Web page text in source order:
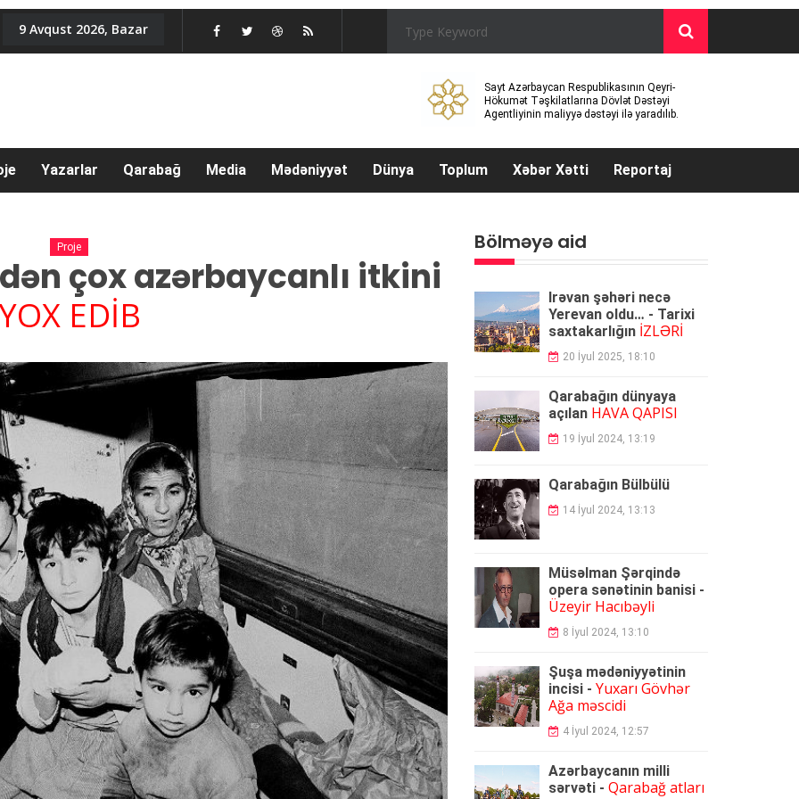
9 Avqust 2026, Bazar
Sayt Azərbaycan Respublikasının Qeyri-
Hökumət Təşkilatlarına Dövlət Dəstəyi
Agentliyinin maliyyə dəstəyi ilə yaradılıb.
Yazarlar Qarabağ Media Mədəniyyət Dünya Toplum Xəbər Xətti Reportaj
Proje
çox azərbaycanlı itkini
EDİB
Bölməyə aid
İrəvan şəhəri necə
Yerevan oldu… - Tarixi
saxtakarlığın İZLƏRİ
20 İyul 2025, 18:10
Qarabağın dünyaya
açılan HAVA QAPISI
19 İyul 2024, 13:19
Qarabağın Bülbülü
14 İyul 2024, 13:13
Müsəlman Şərqində
opera sənətinin banisi -
Üzeyir Hacıbəyli
8 İyul 2024, 13:10
Şuşa mədəniyyətinin
incisi - Yuxarı Gövhər
Ağa məscidi
4 İyul 2024, 12:57
Azərbaycanın milli
sərvəti - Qarabağ atları